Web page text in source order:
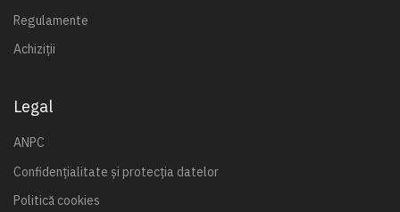
Regulamente
Achiziții
Legal
ANPC
Confidențialitate și protecția datelor
Politică cookies